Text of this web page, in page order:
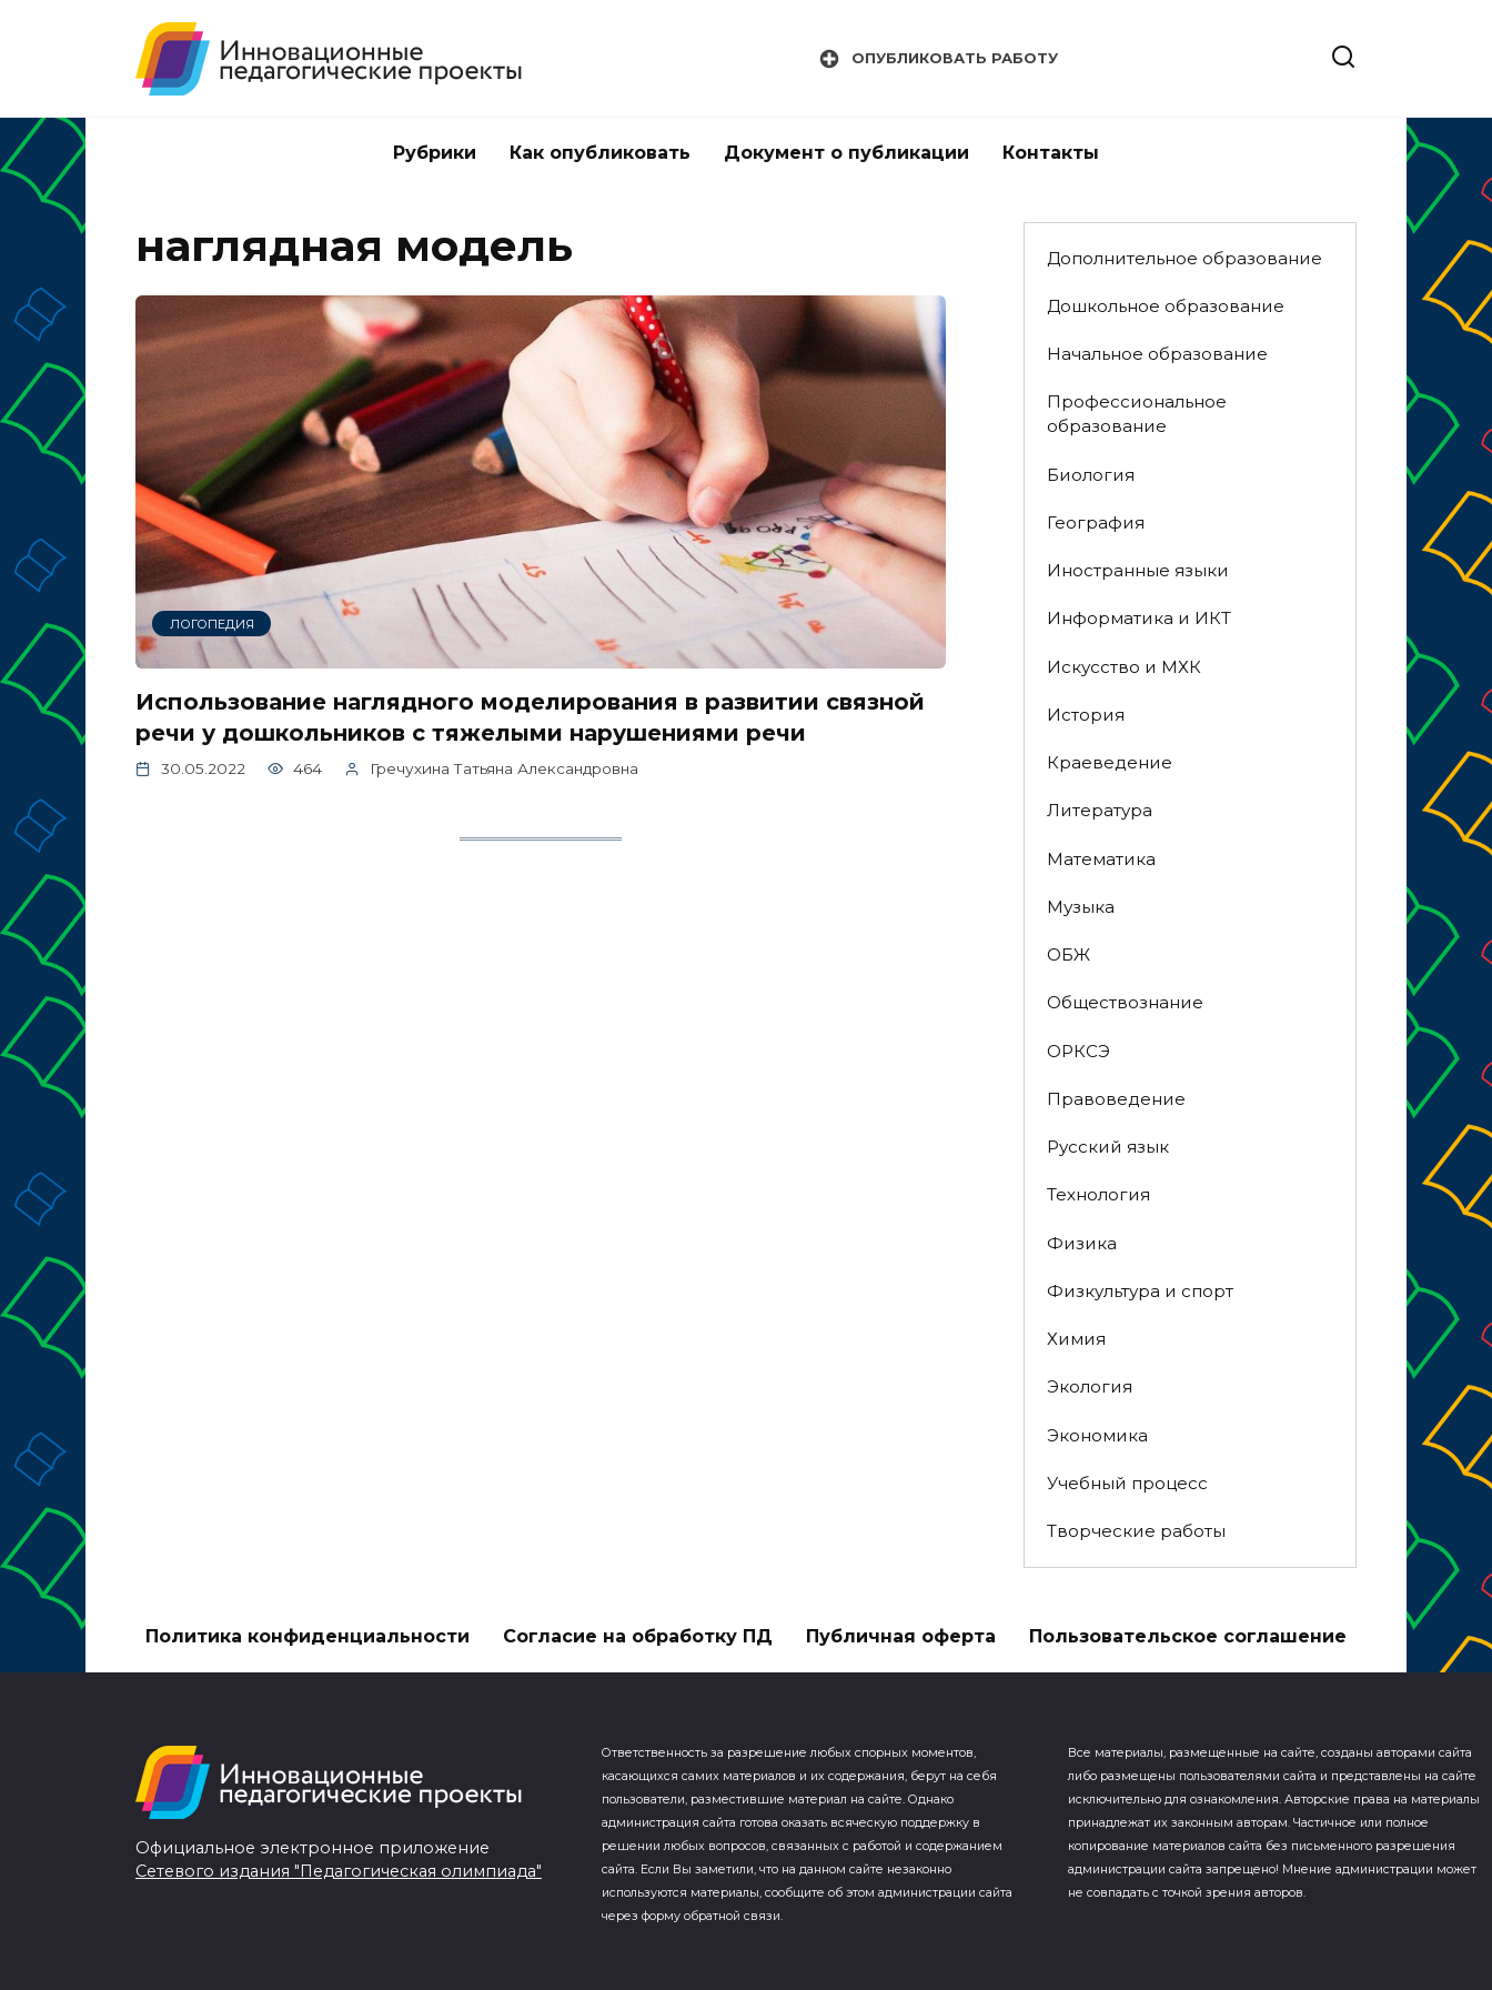
ОПУБЛИКОВАТЬ РАБОТУ
Рубрики Как опубликовать Документ о публикации Контакты
наглядная модель
ЛОГОПЕДИЯ
Использование наглядного моделирования в развитии связной
речи у дошкольников с тяжелыми нарушениями речи
30.05.2022 464 Гречухина Татьяна Александровна
Дополнительное образование
Дошкольное образование
Начальное образование
Профессиональное
образование
Биология
География
Иностранные языки
Информатика и ИКТ
Искусство и МХК
История
Краеведение
Литература
Математика
Музыка
ОБЖ
Обществознание
ОРКСЭ
Правоведение
Русский язык
Технология
Физика
Физкультура и спорт
Химия
Экология
Экономика
Учебный процесс
Творческие работы
Политика конфиденциальности Согласие на обработку ПД Публичная оферта Пользовательское соглашение
Официальное электронное приложение
Сетевого издания "Педагогическая олимпиада"
Ответственность за разрешение любых спорных моментов,
касающихся самих материалов и их содержания, берут на себя
пользователи, разместившие материал на сайте. Однако
администрация сайта готова оказать всяческую поддержку в
решении любых вопросов, связанных с работой и содержанием
сайта. Если Вы заметили, что на данном сайте незаконно
используются материалы, сообщите об этом администрации сайта
через форму обратной связи.
Все материалы, размещенные на сайте, созданы авторами сайта
либо размещены пользователями сайта и представлены на сайте
исключительно для ознакомления. Авторские права на материалы
принадлежат их законным авторам. Частичное или полное
копирование материалов сайта без письменного разрешения
администрации сайта запрещено! Мнение администрации может
не совпадать с точкой зрения авторов.